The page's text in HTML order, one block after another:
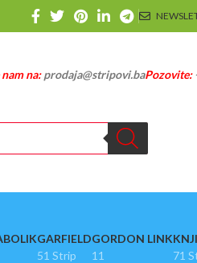
na:prodaja@stripovi.baPozovite:
GARFIELD
51 Strip
GORDON LINK
11
71